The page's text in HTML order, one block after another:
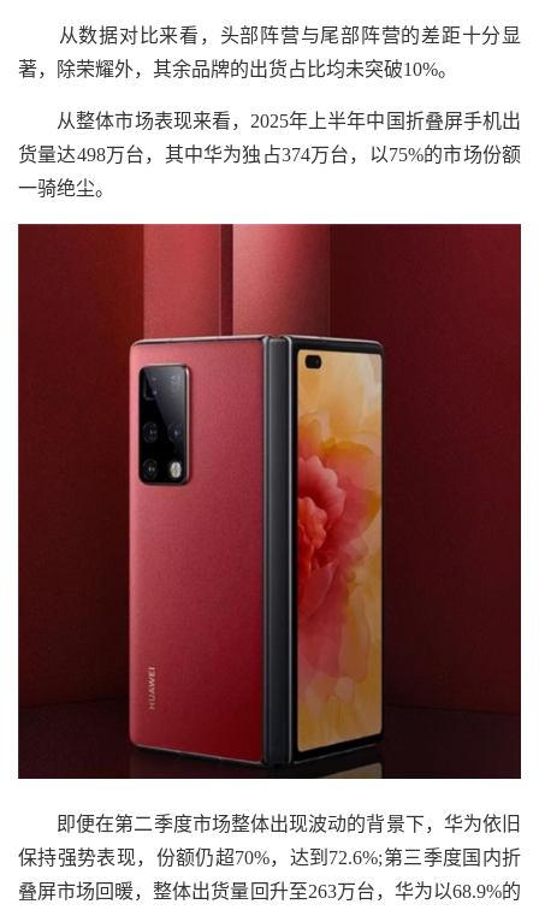
从数据对比来看，头部阵营与尾部阵营的差距十分显
著，除荣耀外，其余品牌的出货占比均未突破10%。
从整体市场表现来看，2025年上半年中国折叠屏手机出
货量达498万台，其中华为独占374万台，以75%的市场份额
一骑绝尘。
即便在第二季度市场整体出现波动的背景下，华为依旧
保持强势表现，份额仍超70%，达到72.6%;第三季度国内折
叠屏市场回暖，整体出货量回升至263万台，华为以68.9%的